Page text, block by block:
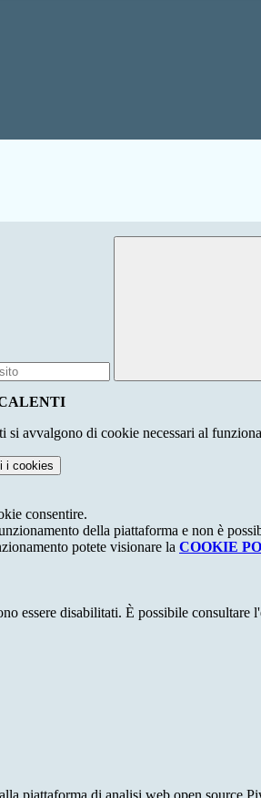
si avvalgono di cookie necessari al
i cookies
consentire.
della piattaforma e non è
potete visionare la COOKIE
essere disabilitati. È possibile consultare